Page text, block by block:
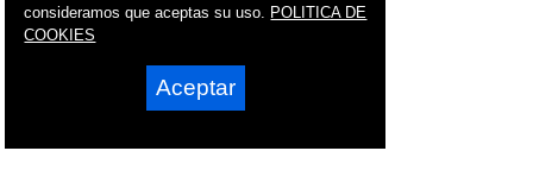
consideramos que aceptas su uso. POLITICA DE
COOKIES
Aceptar